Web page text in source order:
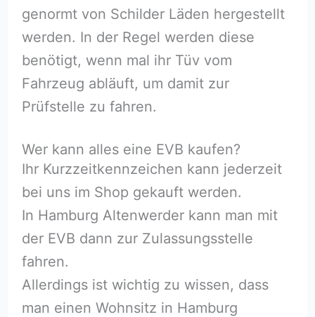
genormt von Schilder Läden hergestellt
werden. In der Regel werden diese
benötigt, wenn mal ihr Tüv vom
Fahrzeug abläuft, um damit zur
Prüfstelle zu fahren.
Wer kann alles eine EVB kaufen?
Ihr Kurzzeitkennzeichen kann jederzeit
bei uns im Shop gekauft werden.
In Hamburg Altenwerder kann man mit
der EVB dann zur Zulassungsstelle
fahren.
Allerdings ist wichtig zu wissen, dass
man einen Wohnsitz in Hamburg